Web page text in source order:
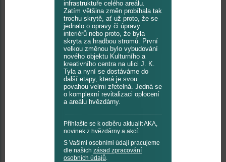
infrastruktuře celého areálu.
Zatím většina změn probíhala tak
trochu skrytě, ať už proto, že se
jednalo o opravy či úpravy
interiérů nebo proto, že byla
skryta za hradbou stromů. První
velkou změnou bylo vybudování
nového objektu Kulturního a
kreativního centra na ulici J. K.
Tyla a nyní se dostáváme do
další etapy, která je svou
povahou velmi zřetelná. Jedná se
o komplexní revitalizaci oplocení
a areálu hvězdárny.
Přihlašte se k odběru aktualit AKA,
novinek z hvězdárny a akcí:
S Vašimi osobními údaji pracujeme
dle našich zásad zpracování
osobních údajů.